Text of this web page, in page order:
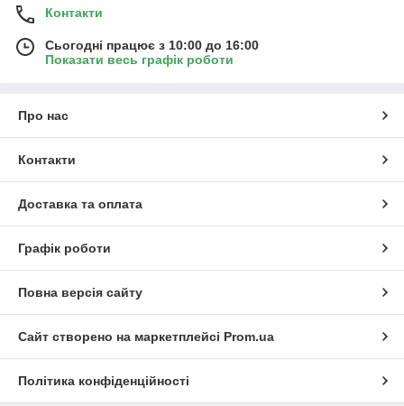
Контакти
Сьогодні працює з 10:00 до 16:00
Показати весь графік роботи
Про нас
Контакти
Доставка та оплата
Графік роботи
Повна версія сайту
Сайт створено на маркетплейсі Prom.ua
Політика конфіденційності